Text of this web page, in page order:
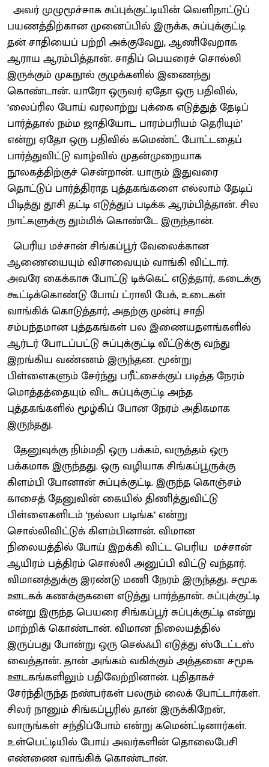
அவர் முழுமூச்சாக சுப்புக்குட்டியின் வெளிநாட்டுப்
பயணத்திற்கான முனைப்பில் இருக்க, சுப்புக்குட்டி
தன் சாதியைப் பற்றி அக்குவேறு, ஆணிவேறாக
ஆராய ஆரம்பித்தான். சாதிப் பெயரைச் சொல்லி
இருக்கும் முகநூல் குழுக்களில் இணைந்து
கொண்டான். யாரோ ஒருவர் ஏதோ ஒரு பதிவில்,
‘லைப்ரில போய் வரலாற்று புக்கை எடுத்துத் தேடிப்
பார்த்தால் நம்ம ஜாதியோட பாரம்பரியம் தெரியும்’
என்று ஏதோ ஒரு பதிவில் கமெண்ட் போட்டதைப்
பார்த்துவிட்டு வாழ்வில் முதன்முறையாக
நூலகத்திற்குச் சென்றான். யாரும் இதுவரை
தொட்டுப் பார்த்திராத புத்தகங்களை எல்லாம் தேடிப்
பிடித்து தூசி தட்டி எடுத்துப் படிக்க ஆரம்பித்தான். சில
நாட்களுக்கு தும்மிக் கொண்டே இருந்தான்.
பெரிய மச்சான் சிங்கப்பூர் வேலைக்கான
ஆணையையும் விசாவையும் வாங்கி விட்டார்.
அவரே கைக்காசு போட்டு டிக்கெட் எடுத்தார், கடைக்கு
கூட்டிக்கொண்டு போய் ட்ராலி பேக், உடைகள்
வாங்கிக் கொடுத்தார், அதற்கு முன்பு சாதி
சம்பந்தமான புத்தகங்கள் பல இணையதளங்களில்
ஆர்டர் போடப்பட்டு சுப்புக்குட்டி வீட்டுக்கு வந்து
இறங்கிய வண்ணம் இருந்தன. மூன்று
பிள்ளைகளும் சேர்ந்து பரீட்சைக்குப் படித்த நேரம்
மொத்தத்தையும் விட சுப்புக்குட்டி அந்த
புத்தகங்களில் மூழ்கிப் போன நேரம் அதிகமாக
இருந்தது.
தேனுவுக்கு நிம்மதி ஒரு பக்கம், வருத்தம் ஒரு
பக்கமாக இருந்தது. ஒரு வழியாக சிங்கப்பூருக்கு
கிளம்பி போனான் சுப்புக்குட்டி.‌ இருந்த கொஞ்சம்
காசைத் தேனுவின் கையில் திணித்துவிட்டு
பிள்ளைகளிடம் ‘நல்லா படிங்க’ என்று
சொல்லிவிட்டுக் கிளம்பினான். விமான
நிலையத்தில் போய் இறக்கி விட்ட பெரிய மச்சான்
ஆயிரம் பத்திரம் சொல்லி அனுப்பி விட்டு வந்தார்.
விமானத்துக்கு இரண்டு மணி நேரம் இருந்தது. சமூக
ஊடகக் கணக்குகளை எடுத்து பார்த்தான்.‌ சுப்புக்குட்டி
என்று இருந்த பெயரை சிங்கப்பூர் சுப்புக்குட்டி என்று
மாற்றிக் கொண்டான். விமான நிலையத்தில்
இருப்பது போன்று ஒரு செல்ஃபி எடுத்து ஸ்டேட்டஸ்
வைத்தான். தான் அங்கம் வகிக்கும் அத்தனை சமூக
ஊடகங்களிலும் பதிவேற்றினான். புதிதாகச்
சேர்ந்திருந்த நண்பர்கள் பலரும் லைக் போட்டார்கள்.
சிலர் நானும் சிங்கப்பூரில் தான் இருக்கிறேன்,
வாருங்கள் சந்திப்போம் என்று கமென்ட்டினார்கள்.
உள்பெட்டியில் போய் அவர்களின் தொலைபேசி
எண்ணை வாங்கிக் கொண்டான்.